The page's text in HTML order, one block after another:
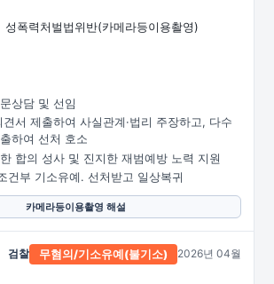
성폭력처벌법위반(카메라등이용촬영)
상담 및 선임
서 제출하여 사실관계·법리 주장하고, 다수
하여 선처 호소
합의 성사 및 진지한 재범예방 노력 지원
건부 기소유예. 선처받고 일상복귀
카메라등이용촬영 해설
검찰 무혐의/기소유예(불기소) 2026년 04월